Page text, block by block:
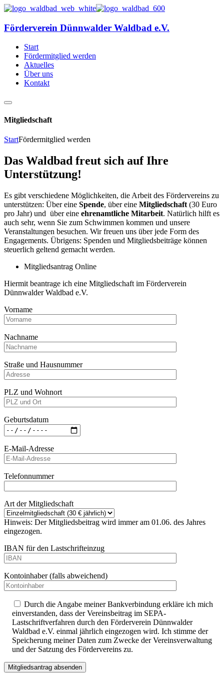
Förderverein Dünnwalder Waldbad e.V.
Start
Fördermitglied werden
Aktuelles
Über uns
Kontakt
Mitgliedschaft
StartFördermitglied werden
Das Waldbad freut sich auf Ihre
Unterstützung!
Es gibt verschiedene Möglichkeiten, die Arbeit des Fördervereins zu
unterstützen: Über eine Spende, über eine Mitgliedschaft (30 Euro
pro Jahr) und über eine ehrenamtliche Mitarbeit. Natürlich hilft es
auch sehr, wenn Sie zum Schwimmen kommen und unsere
Veranstaltungen besuchen. Wir freuen uns über jede Form des
Engagements. Übrigens: Spenden und Mitgliedsbeiträge können
steuerlich geltend gemacht werden.
Mitgliedsantrag Online
Hiermit beantrage ich eine Mitgliedschaft im Förderverein
Dünnwalder Waldbad e.V.
Vorname
Nachname
Straße und Hausnummer
PLZ und Wohnort
Geburtsdatum
E-Mail-Adresse
Telefonnummer
Art der Mitgliedschaft
Hinweis: Der Mitgliedsbeitrag wird immer am 01.06. des Jahres
eingezogen.
IBAN für den Lastschrifteinzug
Kontoinhaber (falls abweichend)
Durch die Angabe meiner Bankverbindung erkläre ich mich
einverstanden, dass der Vereinsbeitrag im SEPA-
Lastschriftverfahren durch den Förderverein Dünnwalder
Waldbad e.V. einmal jährlich eingezogen wird. Ich stimme der
Speicherung meiner Daten zum Zwecke der Vereinsverwaltung
und der Satzung des Fördervereins zu.